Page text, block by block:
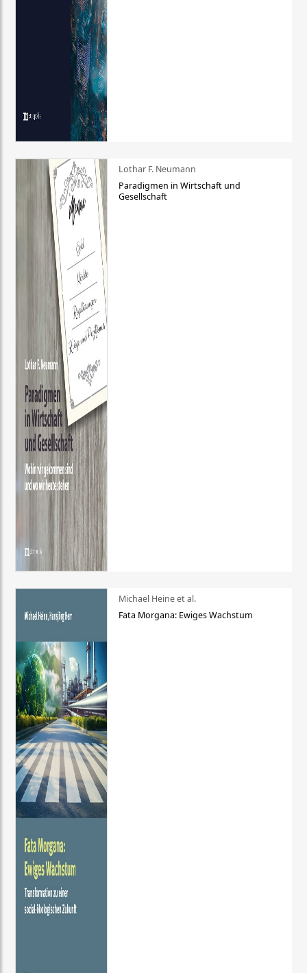
Lothar F. Neumann
Paradigmen in Wirtschaft und
Gesellschaft
Michael Heine et al.
Fata Morgana: Ewiges Wachstum